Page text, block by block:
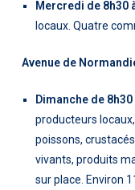
Mercredi de 8h30
locaux. Quatre
Avenue de
Dimanche de 8h30
producteurs
poissons,
vivants, produits
sur place. Environ